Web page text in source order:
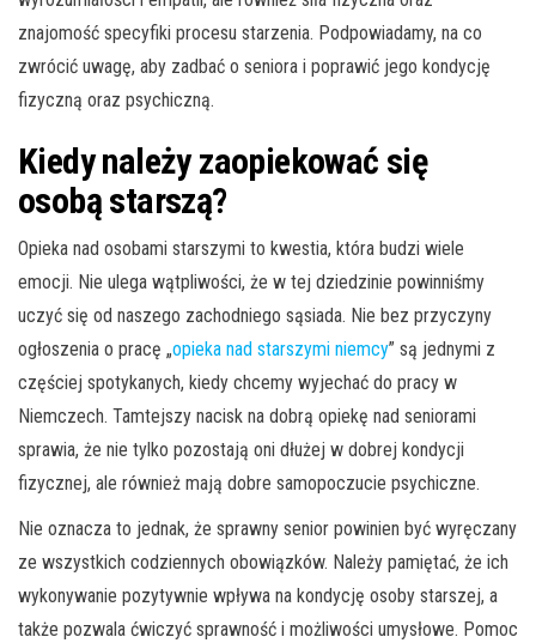
znajomość specyfiki procesu starzenia. Podpowiadamy, na co
zwrócić uwagę, aby zadbać o seniora i poprawić jego kondycję
fizyczną oraz psychiczną.
Kiedy należy zaopiekować się
osobą starszą?
Opieka nad osobami starszymi to kwestia, która budzi wiele
emocji. Nie ulega wątpliwości, że w tej dziedzinie powinniśmy
uczyć się od naszego zachodniego sąsiada. Nie bez przyczyny
ogłoszenia o pracę „opieka nad starszymi niemcy” są jednymi z
częściej spotykanych, kiedy chcemy wyjechać do pracy w
Niemczech. Tamtejszy nacisk na dobrą opiekę nad seniorami
sprawia, że nie tylko pozostają oni dłużej w dobrej kondycji
fizycznej, ale również mają dobre samopoczucie psychiczne.
Nie oznacza to jednak, że sprawny senior powinien być wyręczany
ze wszystkich codziennych obowiązków. Należy pamiętać, że ich
wykonywanie pozytywnie wpływa na kondycję osoby starszej, a
także pozwala ćwiczyć sprawność i możliwości umysłowe. Pomoc